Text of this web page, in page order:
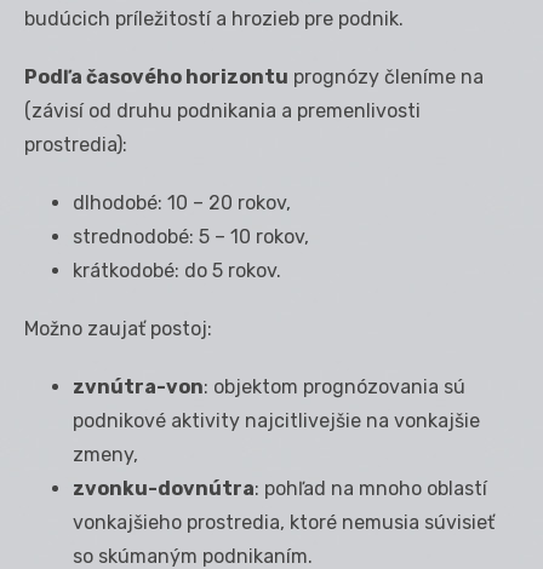
budúcich príležitostí a hrozieb pre podnik.
Podľa časového horizontu prognózy členíme na
(závisí od druhu podnikania a premenlivosti
prostredia):
dlhodobé: 10 – 20 rokov,
strednodobé: 5 – 10 rokov,
krátkodobé: do 5 rokov.
Možno zaujať postoj:
zvnútra-von: objektom prognózovania sú
podnikové aktivity najcitlivejšie na vonkajšie
zmeny,
zvonku-dovnútra: pohľad na mnoho oblastí
vonkajšieho prostredia, ktoré nemusia súvisieť
so skúmaným podnikaním.